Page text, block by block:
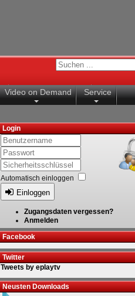
Video on Demand Service
Login
Automatisch einloggen
Einloggen
Zugangsdaten vergessen?
Anmelden
Facebook
Twitter
Tweets by eplaytv
Neusten Downloads